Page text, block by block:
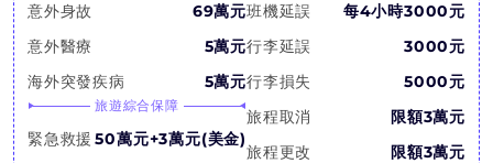
意外身故
69萬元
意外醫療
5萬元
海外突發疾病
5萬元
旅遊綜合保障
緊急救援 50萬元+3萬元(美金)
班機延誤
每4小時3000元
行李延誤
3000元
行李損失
5000元
旅程取消
限額3萬元
旅程更改
限額3萬元